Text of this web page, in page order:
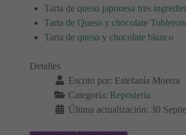
Tarta de queso japonesa tres
Tarta de Queso y chocolate
Tarta de queso y chocolate blanco
Detalles
Escrito por: Estefanía Morera
Categoría: Repostería
Última actualización: 30